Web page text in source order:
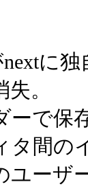
nextに
。
ーで保
タ間の
ユーザ